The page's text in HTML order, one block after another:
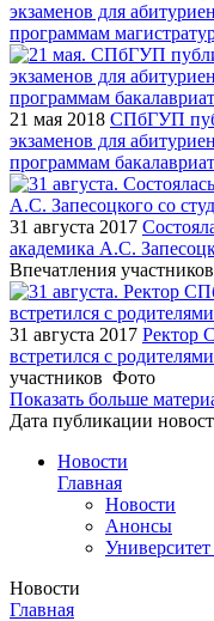
экзаменов для
программам
21 мая 2018 СПбГУП
экзаменов для
программам
31 августа 2017
академика А.С.
Впечатления участников
31 августа 2017 Ректор
встретился с
участников Фото
Показать больше
Дата публикации
Новости
Главная
Новости
Анонсы
Новости
Главная